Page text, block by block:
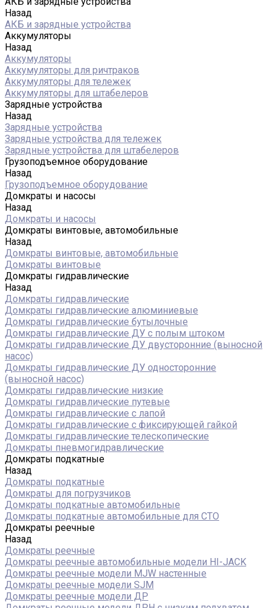
Назад
АКБ и зарядные устройства
Аккумуляторы
Назад
Аккумуляторы
Аккумуляторы для ричтраков
Аккумуляторы для тележек
Аккумуляторы для штабелеров
Зарядные устройства
Назад
Зарядные устройства
Зарядные устройства для тележек
Зарядные устройства для штабелеров
Грузоподъемное оборудование
Назад
Грузоподъемное оборудование
Домкраты и насосы
Назад
Домкраты и насосы
Домкраты винтовые, автомобильные
Назад
Домкраты винтовые, автомобильные
Домкраты винтовые
Домкраты гидравлические
Назад
Домкраты гидравлические
Домкраты гидравлические алюминиевые
Домкраты гидравлические бутылочные
Домкраты гидравлические ДУ c полым штоком
Домкраты гидравлические ДУ двусторонние (выносной
насос)
Домкраты гидравлические ДУ односторонние
(выносной насос)
Домкраты гидравлические низкие
Домкраты гидравлические путевые
Домкраты гидравлические с лапой
Домкраты гидравлические с фиксирующей гайкой
Домкраты гидравлические телескопические
Домкраты пневмогидравлические
Домкраты подкатные
Назад
Домкраты подкатные
Домкраты для погрузчиков
Домкраты подкатные автомобильные
Домкраты подкатные автомобильные для СТО
Домкраты реечные
Назад
Домкраты реечные
Домкраты реечные автомобильные модели HI-JACK
Домкраты реечные модели MJW настенные
Домкраты реечные модели SJM
Домкраты реечные модели ДР